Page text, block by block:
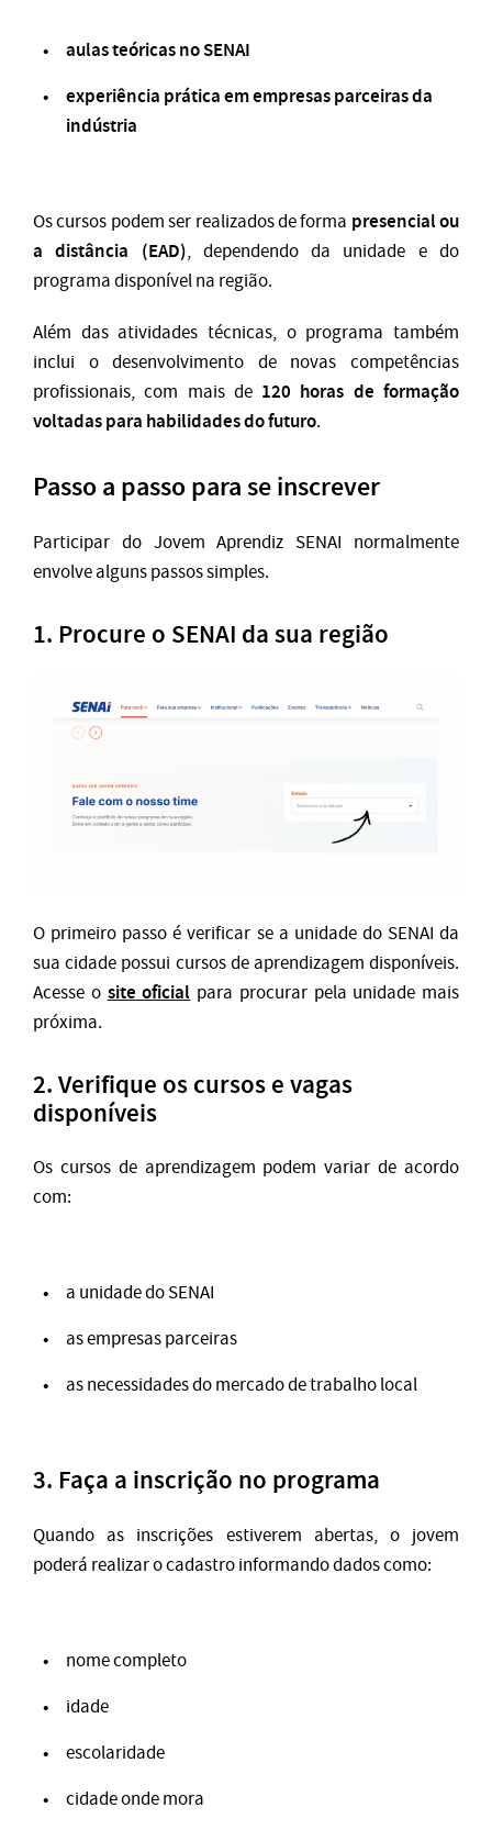
aulas teóricas no SENAI
experiência prática em empresas parceiras da
indústria
Os cursos podem ser realizados de forma presencial ou
a distância (EAD), dependendo da unidade e do
programa disponível na região.
Além das atividades técnicas, o programa também
inclui o desenvolvimento de novas competências
profissionais, com mais de 120 horas de formação
voltadas para habilidades do futuro.
Passo a passo para se inscrever
Participar do Jovem Aprendiz SENAI normalmente
envolve alguns passos simples.
1. Procure o SENAI da sua região
O primeiro passo é verificar se a unidade do SENAI da
sua cidade possui cursos de aprendizagem disponíveis.
Acesse o site oficial para procurar pela unidade mais
próxima.
2. Verifique os cursos e vagas
disponíveis
Os cursos de aprendizagem podem variar de acordo
com:
a unidade do SENAI
as empresas parceiras
as necessidades do mercado de trabalho local
3. Faça a inscrição no programa
Quando as inscrições estiverem abertas, o jovem
poderá realizar o cadastro informando dados como:
nome completo
idade
escolaridade
cidade onde mora